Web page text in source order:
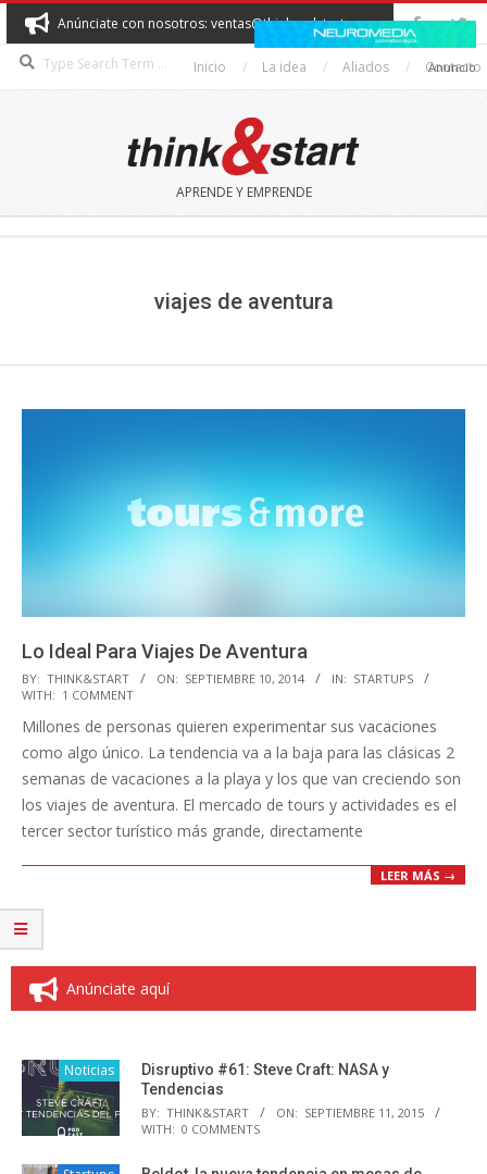
Skip
to
content
Anúnciate con nosotros: ventas@thinkandstart.com
Inicio La idea Aliados Contacto
THINK&START
APRENDE Y EMPRENDE
Anuncio
viajes de aventura
Lo Ideal Para Viajes De Aventura
2014-
09-
10
BY: THINK&START ON: SEPTIEMBRE 10, 2014 IN: STARTUPS
WITH: 1 COMMENT
Millones de personas quieren experimentar sus vacaciones
como algo único. La tendencia va a la baja para las clásicas 2
semanas de vacaciones a la playa y los que van creciendo son
los viajes de aventura. El mercado de tours y actividades es el
tercer sector turístico más grande, directamente
LEER MÁS →
Anúnciate aquí
Noticias
Disruptivo #61: Steve Craft: NASA y
Tendencias
BY: THINK&START ON: SEPTIEMBRE 11, 2015
WITH: 0 COMMENTS